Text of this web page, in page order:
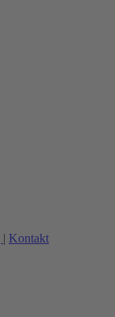
| Kontakt